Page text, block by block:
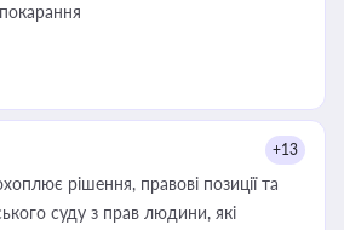
+13
рішення, правові позиції та
суду з прав людини, які